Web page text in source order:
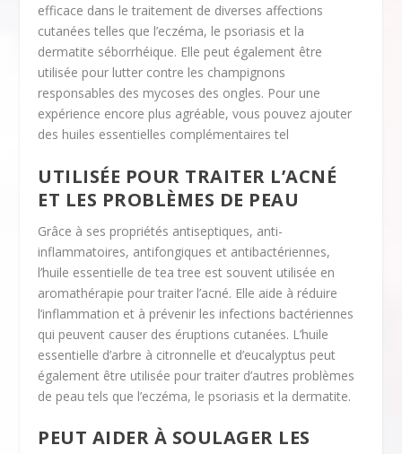
efficace dans le traitement de diverses affections
cutanées telles que l’eczéma, le psoriasis et la
dermatite séborrhéique. Elle peut également être
utilisée pour lutter contre les champignons
responsables des mycoses des ongles. Pour une
expérience encore plus agréable, vous pouvez ajouter
des huiles essentielles complémentaires tel
UTILISÉE POUR TRAITER L’ACNÉ
ET LES PROBLÈMES DE PEAU
Grâce à ses propriétés antiseptiques, anti-
inflammatoires, antifongiques et antibactériennes,
l’huile essentielle de tea tree est souvent utilisée en
aromathérapie pour traiter l’acné. Elle aide à réduire
l’inflammation et à prévenir les infections bactériennes
qui peuvent causer des éruptions cutanées. L’huile
essentielle d’arbre à citronnelle et d’eucalyptus peut
également être utilisée pour traiter d’autres problèmes
de peau tels que l’eczéma, le psoriasis et la dermatite.
PEUT AIDER À SOULAGER LES